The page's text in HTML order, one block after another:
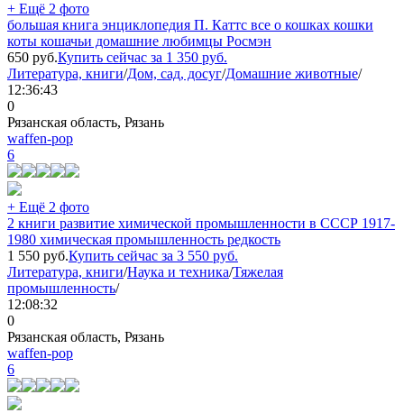
+ Ещё 2 фото
большая книга энциклопедия П. Каттс все о кошках кошки
коты кошачьи домашние любимцы Росмэн
650 руб.Купить сейчас за 1 350 руб.
Литература, книги/Дом, сад, досуг/Домашние животные/
12:36:43
0
Рязанская область, Рязань
waffen-pop
6
+ Ещё 2 фото
2 книги развитие химической промышленности в СССР 1917-
1980 химическая промышленность редкость
1 550 руб.Купить сейчас за 3 550 руб.
Литература, книги/Наука и техника/Тяжелая
промышленность/
12:08:32
0
Рязанская область, Рязань
waffen-pop
6